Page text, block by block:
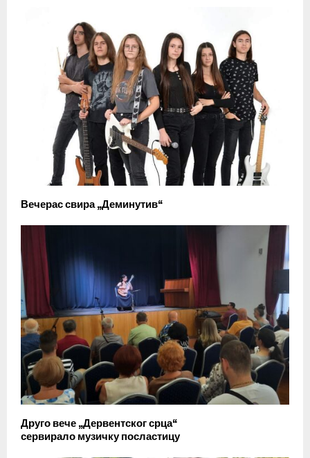
Вечерас свира „Деминутив“
Друго вече „Дервентског срца“
сервирало музичку посластицу